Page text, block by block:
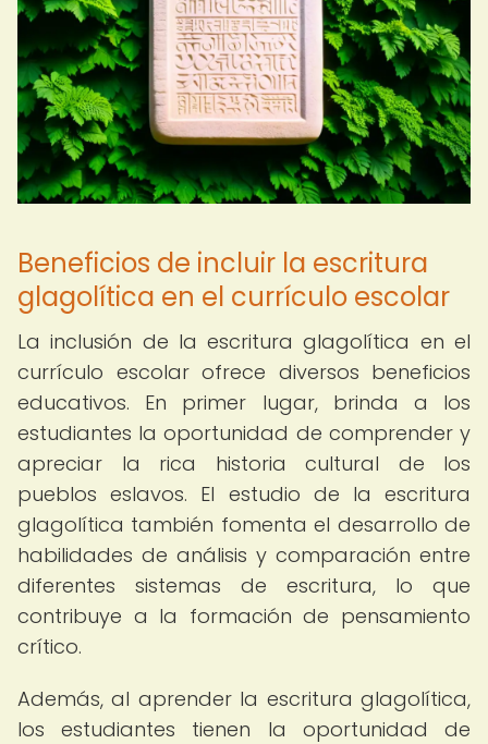
Beneficios de incluir la escritura
glagolítica en el currículo escolar
La inclusión de la escritura glagolítica en el
currículo escolar ofrece diversos beneficios
educativos. En primer lugar, brinda a los
estudiantes la oportunidad de comprender y
apreciar la rica historia cultural de los
pueblos eslavos. El estudio de la escritura
glagolítica también fomenta el desarrollo de
habilidades de análisis y comparación entre
diferentes sistemas de escritura, lo que
contribuye a la formación de pensamiento
crítico.
Además, al aprender la escritura glagolítica,
los estudiantes tienen la oportunidad de